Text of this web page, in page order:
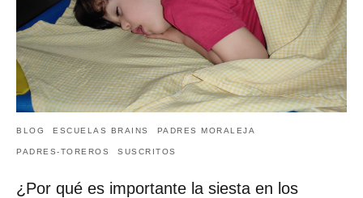
BLOG ESCUELAS BRAINS PADRES MORALEJA
PADRES-TOREROS SUSCRITOS
¿Por qué es importante la siesta en los